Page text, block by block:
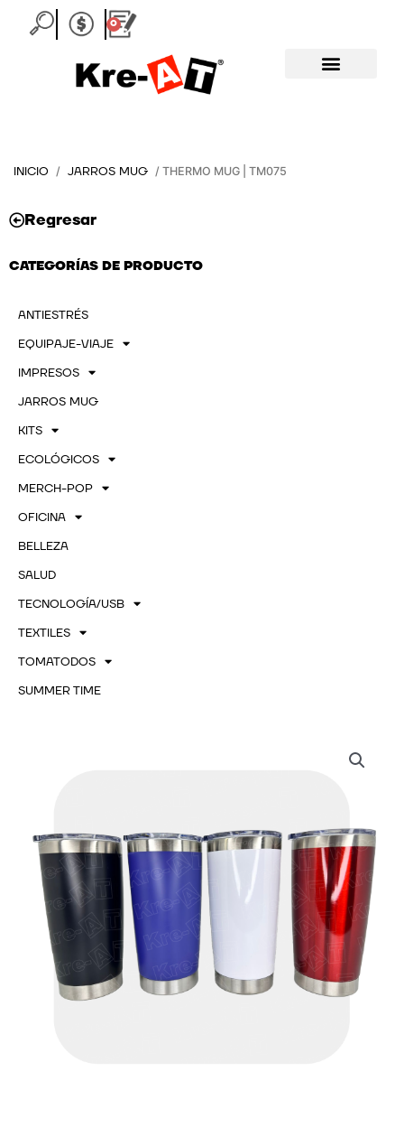
0
Carrito
INICIO / JARROS MUG / THERMO MUG | TM075
Regresar
CATEGORÍAS DE PRODUCTO
ANTIESTRÉS
EQUIPAJE-VIAJE
IMPRESOS
JARROS MUG
KITS
ECOLÓGICOS
MERCH-POP
OFICINA
BELLEZA
SALUD
TECNOLOGÍA/USB
TEXTILES
TOMATODOS
SUMMER TIME